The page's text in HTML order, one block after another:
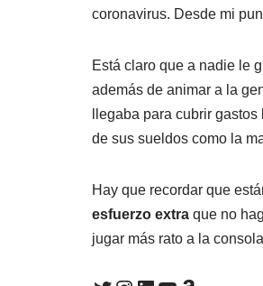
coronavirus. Desde mi
Está claro que a nadie le
además de animar a la
llegaba para cubrir
de sus sueldos como la
Hay que recordar que
esfuerzo extra que no
jugar más rato a la